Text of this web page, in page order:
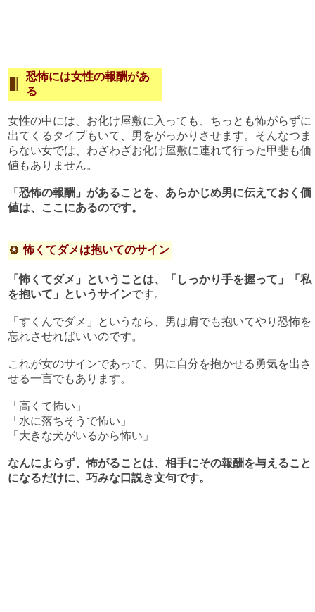
恐怖には女性の報酬があ
る
女性の中には、お化け屋敷に入っても、ちっとも怖がらずに
出てくるタイプもいて、男をがっかりさせます。そんなつま
らない女では、わざわざお化け屋敷に連れて行った甲斐も価
値もありません。
「恐怖の報酬」があることを、あらかじめ男に伝えておく価
値は、ここにあるのです。
怖くてダメは抱いてのサイン
「怖くてダメ」ということは、「しっかり手を握って」「私
を抱いて」というサインです。
「すくんでダメ」というなら、男は肩でも抱いてやり恐怖を
忘れさせればいいのです。
これが女のサインであって、男に自分を抱かせる勇気を出さ
せる一言でもあります。
「高くて怖い」
「水に落ちそうで怖い」
「大きな犬がいるから怖い」
なんによらず、怖がることは、相手にその報酬を与えること
になるだけに、巧みな口説き文句です。